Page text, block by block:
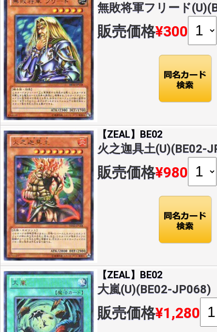
無敗将軍フリード
販売価格¥300
【ZEAL】BE02
火之迦具土(U)(BE02-
販売価格¥980
【ZEAL】BE02
大嵐(U)(BE02-JP068)
販売価格¥1,280